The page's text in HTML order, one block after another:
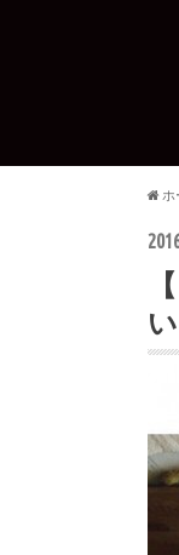
ホ